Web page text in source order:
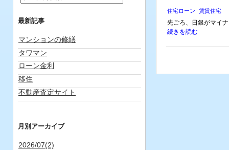
住宅ローン 賃貸住宅
先ごろ、日銀がマイ
続きを読む
最新記事
マンションの修繕
タワマン
ローン金利
移住
不動産査定サイト
月別アーカイブ
2026/07(2)